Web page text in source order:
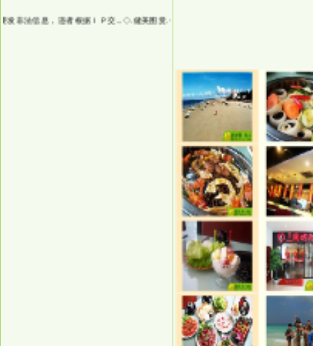
法信息，违者根据ＩＰ交...◇.健美图赏.◇发贴注意：不要发非法信息，违者根据